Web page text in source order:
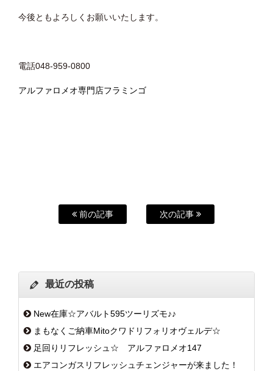
今後ともよろしくお願いいたします。
電話048-959-0800
アルファロメオ専門店フラミンゴ
前の記事 次の記事
最近の投稿
New在庫☆アバルト595ツーリズモ♪♪
まもなくご納車Mitoクワドリフォリオヴェルデ☆
足回りリフレッシュ☆ アルファロメオ147
エアコンガスリフレッシュチェンジャーが来ました！